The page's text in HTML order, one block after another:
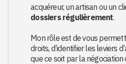
acquéreur, un artisan ou un
dossiers régulièrement.
Mon rôle est de vous
droits, d’identifier les leviers
que ce soit par la